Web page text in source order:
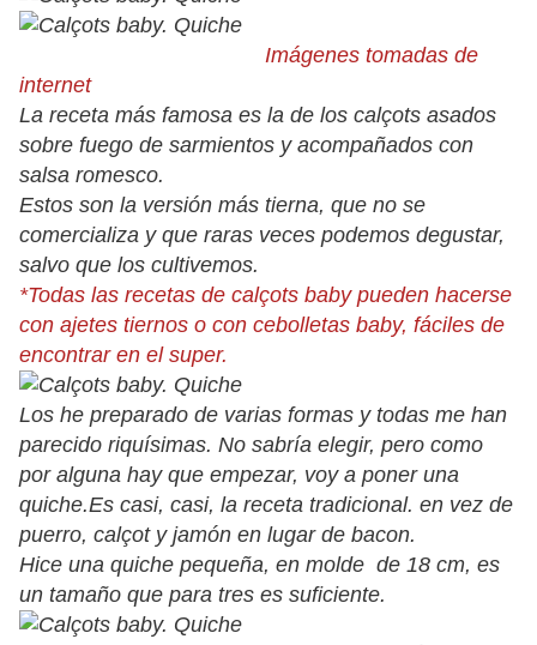
Imágenes tomadas de
internet
La receta más famosa es la de los calçots asados
sobre fuego de sarmientos y acompañados con
salsa romesco.
Estos son la versión más tierna, que no se
comercializa y que raras veces podemos degustar,
salvo que los cultivemos.
*Todas las recetas de calçots baby pueden hacerse
con ajetes tiernos o con cebolletas baby, fáciles de
encontrar en el super.
Los he preparado de varias formas y todas me han
parecido riquísimas. No sabría elegir, pero como
por alguna hay que empezar, voy a poner una
quiche.Es casi, casi, la receta tradicional. en vez de
puerro, calçot y jamón en lugar de bacon.
Hice una quiche pequeña, en molde de 18 cm, es
un tamaño que para tres es suficiente.